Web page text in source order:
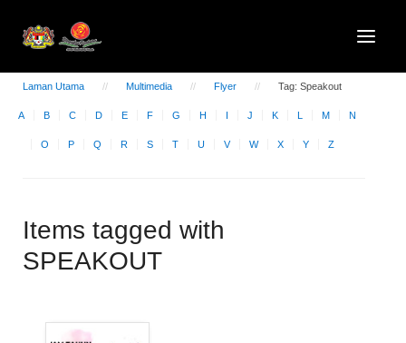
Laman Utama Multimedia Flyer Tag: Speakout
A B C D E F G H I J K L M N
O P Q R S T U V W X Y Z
Items tagged with
SPEAKOUT